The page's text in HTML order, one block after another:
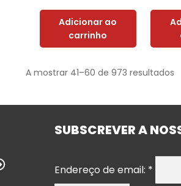
Adicionar ao
carrinho
A mostrar 41–60 de 973 resultados
SUBSCREVER A
Endereço de email: *